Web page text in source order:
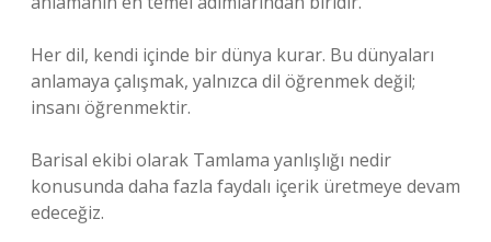
Her dil, kendi içinde bir dünya kurar. Bu dünyaları
anlamaya çalışmak, yalnızca dil öğrenmek değil;
insanı öğrenmektir.
Barisal ekibi olarak Tamlama yanlışlığı nedir
konusunda daha fazla faydalı içerik üretmeye devam
edeceğiz.